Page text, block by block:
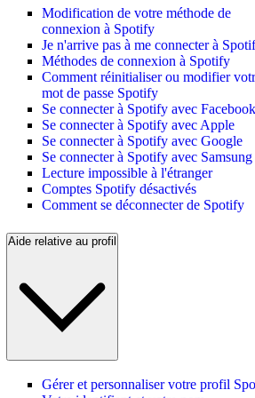
Modification de votre méthode de
connexion à Spotify
Je n'arrive pas à me connecter à
Méthodes de connexion à Spotify
Comment réinitialiser ou modifier
mot de passe Spotify
Se connecter à Spotify avec Facebook
Se connecter à Spotify avec Apple
Se connecter à Spotify avec Google
Se connecter à Spotify avec Samsung
Lecture impossible à l'étranger
Comptes Spotify désactivés
Comment se déconnecter de Spotify
Aide relative au profil
Gérer et personnaliser votre profil